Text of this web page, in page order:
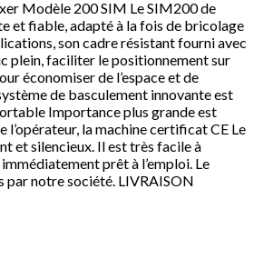
Modèle 200 SIM Le SIM200 de
et fiable, adapté à la fois de bricolage
son cadre résistant fourni avec
plein, faciliter le positionnement sur
économiser de l’espace et de
de basculement innovante est
Importance plus grande est
l’opérateur, la machine certificat CE Le
et silencieux. Il est très facile à
prêt à l’emploi. Le
par notre société. LIVRAISON